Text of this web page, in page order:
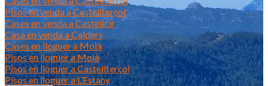
Pisos en venda a Castellterçol
Cases en venda a Castellcir
Casa en venda a Calders
Cases en lloguer a Moià
Pisos en lloguer a Moià
Pisos en lloguer a Castellterçol
Pisos en lloguer a L’Estany